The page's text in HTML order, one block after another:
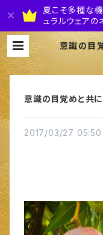
夏こそ多種な
ュラルウェアの
意識の目
も目覚め
意識の目覚めと共に
2017/03/27 05:50